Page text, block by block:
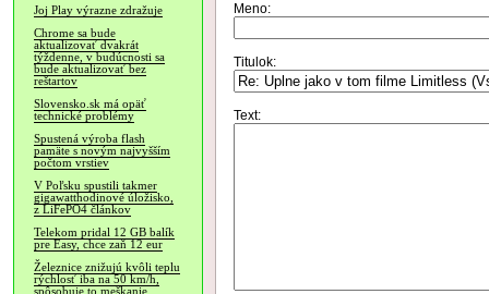
Joj Play výrazne zdražuje
Chrome sa bude
aktualizovať dvakrát
týždenne, v budúcnosti sa
bude aktualizovať bez
reštartov
Slovensko.sk má opäť
technické problémy
Spustená výroba flash
pamäte s novým najvyšším
počtom vrstiev
V Poľsku spustili takmer
gigawatthodinové úložisko,
z LiFePO4 článkov
Telekom pridal 12 GB balík
pre Easy, chce zaň 12 eur
Železnice znižujú kvôli teplu
rýchlosť iba na 50 km/h,
spôsobuje to meškanie
Meno:
Titulok:
Text: